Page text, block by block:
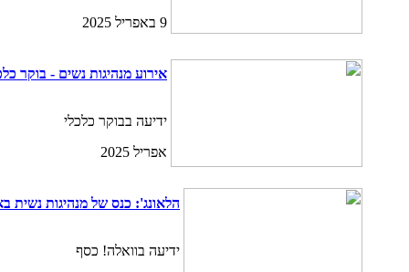
9 באפריל 2025
אירוע מנהיגות נשים - בוקר
ידיעה בבוקר כלכלי
אפריל 2025
הלאונג': כנס של מנהיגות נשית
ידיעה בוואלה! כסף